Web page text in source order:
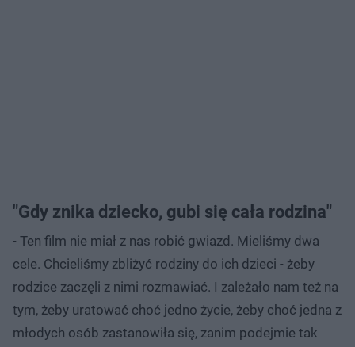
"Gdy znika dziecko, gubi się cała rodzina"
- Ten film nie miał z nas robić gwiazd. Mieliśmy dwa
cele. Chcieliśmy zbliżyć rodziny do ich dzieci - żeby
rodzice zaczęli z nimi rozmawiać. I zależało nam też na
tym, żeby uratować choć jedno życie, żeby choć jedna z
młodych osób zastanowiła się, zanim podejmie tak